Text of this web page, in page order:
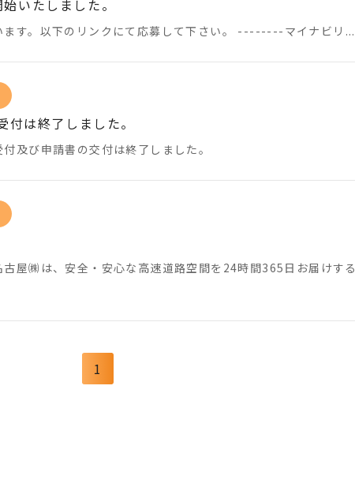
いたしました。
ます。以下のリンクにて応募して下さい。 --------マイナビリ...
は終了しました。
及び申請書の交付は終了しました。
屋㈱は、安全・安心な高速道路空間を24時間365日お届けする
1